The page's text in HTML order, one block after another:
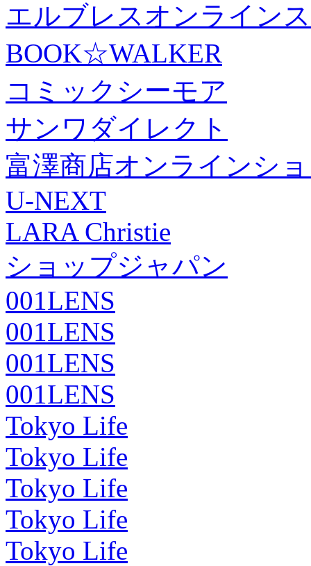
エルブレスオンライン
BOOK☆WALKER
コミックシーモア
サンワダイレクト
富澤商店オンラインシ
U-NEXT
LARA Christie
ショップジャパン
001LENS
001LENS
001LENS
001LENS
Tokyo Life
Tokyo Life
Tokyo Life
Tokyo Life
Tokyo Life